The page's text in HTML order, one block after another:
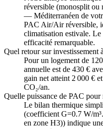
réversible (monosplit
— Méditerranéen de
PAC Air/Air réversible,
climatisation estivale.
efficacité remarquable.
Quel retour sur investissement
Pour un logement de
annuelle est de 430 €
gain net atteint 2 000 €
CO₂/an.
Quelle puissance de PAC
Le bilan thermique
(coefficient G=0.7 W/
en zone H3)) indique